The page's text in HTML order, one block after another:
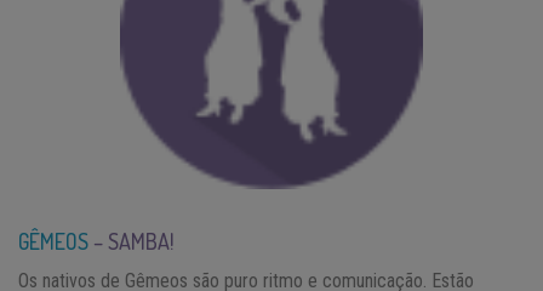
GÊMEOS – SAMBA!
Os nativos de Gêmeos são puro ritmo e comunicação. Estão